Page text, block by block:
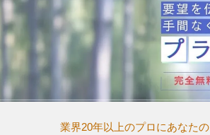
業界20年以上のプロにあなたの